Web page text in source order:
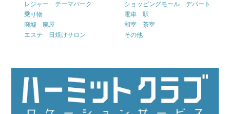
レジャー テーマパーク
ショッピングモール デパート
乗り物
電車 駅
廃墟 廃屋
和室 茶室
エステ 日焼けサロン
その他